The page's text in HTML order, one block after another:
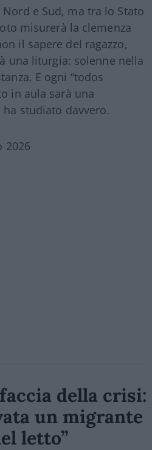
e Sud, ma tra lo Stato
misurerà la clemenza
il sapere del ragazzo,
una liturgia: solenne nella
E ogni “todos
in aula sarà una
studiato davvero.
2026
della crisi:
un migrante
letto”